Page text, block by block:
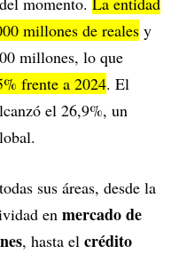
millones de reales y
millones, lo que
frente a 2024. El
el 26,9%, un
sus áreas, desde la
en mercado de
, hasta el crédito